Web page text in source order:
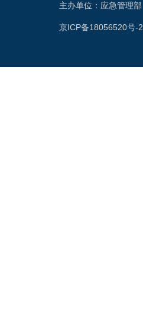
主办单位：应急管理部
京ICP备18056520号-2